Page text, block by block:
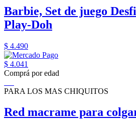
Barbie, Set de juego
Play-Doh
$ 4.490
$ 4.041
Comprá por edad
PARA LOS MAS CHIQUITOS
Red macrame para